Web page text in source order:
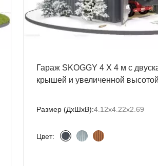
Гараж SKOGGY 4 Х 4 м с
крышей и увеличенной
Размер (ДxШxВ):4.12х4.22х2.69
Цвет: